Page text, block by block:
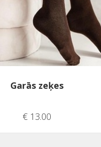
Garās zeķes
€ 13.00